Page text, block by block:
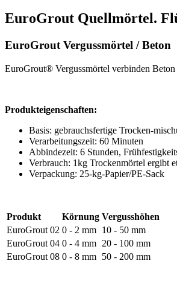
EuroGrout Quellmörtel.
EuroGrout Vergussmörtel / Beton
EuroGrout® Vergussmörtel verbinden
Produkteigenschaften:
Basis: gebrauchsfertige Trocken-
Verarbeitungszeit: 60 Minuten
Abbindezeit: 6 Stunden,
Verbrauch: 1kg Trockenmörtel ergibt
Verpackung: 25-kg-Papier/PE-Sack
Produkt Körnung Vergusshöhen
EuroGrout 02 0 - 2 mm 10 - 50 mm
EuroGrout 04 0 - 4 mm 20 - 100 mm
EuroGrout 08 0 - 8 mm 50 - 200 mm